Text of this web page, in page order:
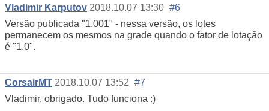
Vladimir Karputov 2018.10.07 13:30 #6
Versão publicada "1.001" - nessa versão, os lotes
permanecem os mesmos na grade quando o fator de lotação
é "1.0".
CorsairMT 2018.10.07 13:52 #7
Vladimir, obrigado. Tudo funciona :)